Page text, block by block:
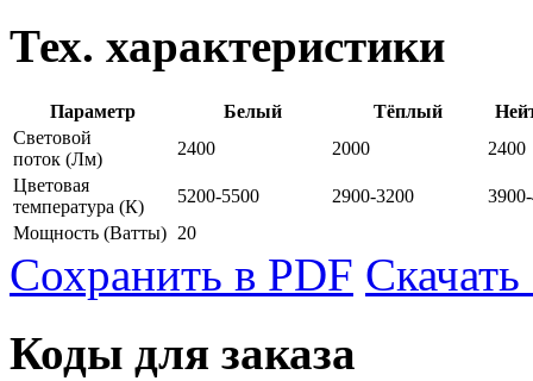
Тех. характеристики
Параметр Белый Тёплый
Световой
поток (Лм)
2400 2000
2400
Цветовая
температура (К)
5200-5500 2900-3200
Мощность (Ватты) 20
Сохранить в PDF
Коды для заказа